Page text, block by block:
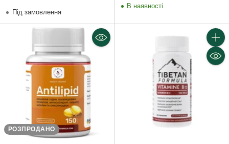
Під замовлення
В наявності
РОЗПРОДАНО